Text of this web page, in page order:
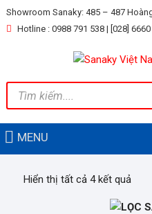
Skip
to
Showroom Sanaky: 485 – 487
Hotline : 0988 791 538 | [028] 6660
Tìm
kiếm
sản
MENU
Hiển thị tất cả 4 kết quả
LỌC